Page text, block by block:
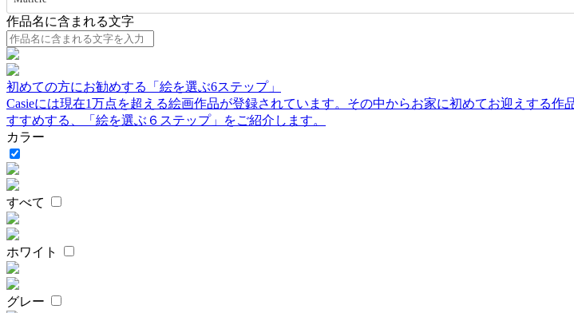
作品名に含まれる文字
初めての方にお勧めする「絵を選ぶ6ステップ」
Casieには現在1万点を超える絵画作品が登録されています。その中からお家に初めてお迎えする
すすめする、「絵を選ぶ６ステップ」をご紹介します。
カラー
すべて
ホワイト
グレー